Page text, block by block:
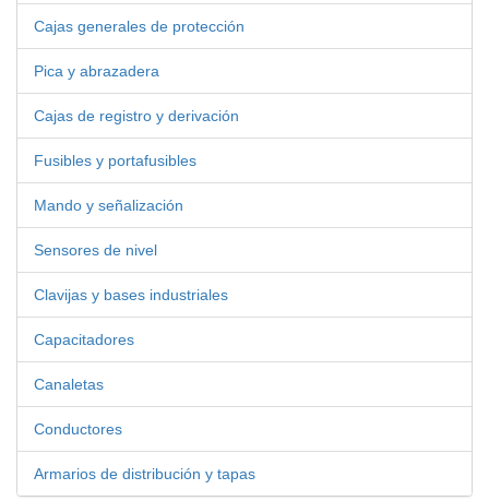
Cajas generales de protección
Pica y abrazadera
Cajas de registro y derivación
Fusibles y portafusibles
Mando y señalización
Sensores de nivel
Clavijas y bases industriales
Capacitadores
Canaletas
Conductores
Armarios de distribución y tapas